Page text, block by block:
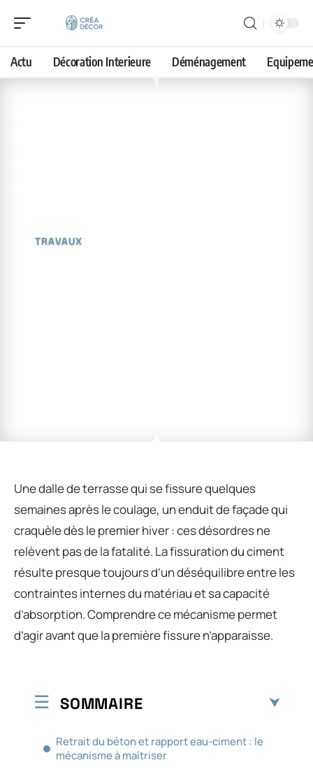
Actu Décoration Interieure Déménagement
TRAVAUX
Une dalle de terrasse qui se fissure quelques
semaines après le coulage, un enduit de façade qui
craquèle dès le premier hiver : ces désordres ne
relèvent pas de la fatalité. La fissuration du ciment
résulte presque toujours d’un déséquilibre entre les
contraintes internes du matériau et sa capacité
d’absorption. Comprendre ce mécanisme permet
d’agir avant que la première fissure n’apparaisse.
SOMMAIRE
Retrait du béton et rapport eau-ciment : le
mécanisme à maîtriser